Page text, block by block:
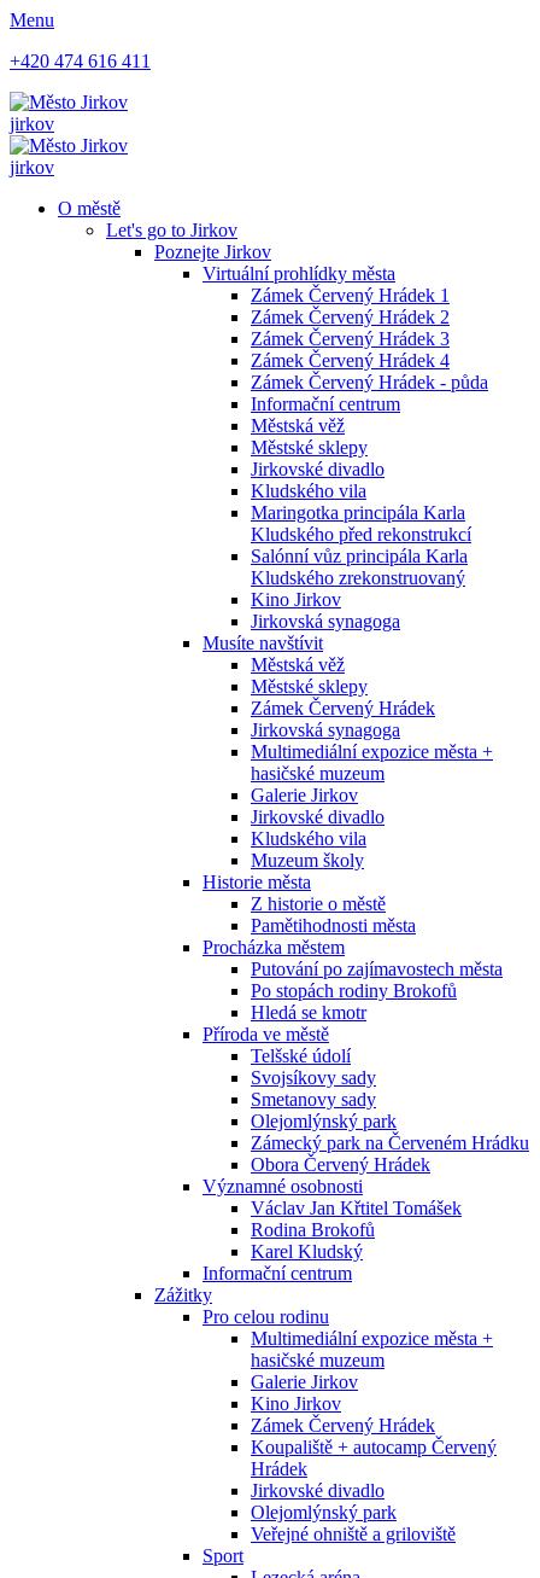
Menu
+420 474 616 411
jirkov
jirkov
O městě
Let's go to Jirkov
Poznejte Jirkov
Virtuální prohlídky města
Zámek Červený Hrádek 1
Zámek Červený Hrádek 2
Zámek Červený Hrádek 3
Zámek Červený Hrádek 4
Zámek Červený Hrádek - půda
Informační centrum
Městská věž
Městské sklepy
Jirkovské divadlo
Kludského vila
Maringotka principála Karla
Kludského před rekonstrukcí
Salónní vůz principála Karla
Kludského zrekonstruovaný
Kino Jirkov
Jirkovská synagoga
Musíte navštívit
Městská věž
Městské sklepy
Zámek Červený Hrádek
Jirkovská synagoga
Multimediální expozice města +
hasičské muzeum
Galerie Jirkov
Jirkovské divadlo
Kludského vila
Muzeum školy
Historie města
Z historie o městě
Pamětihodnosti města
Procházka městem
Putování po zajímavostech města
Po stopách rodiny Brokofů
Hledá se kmotr
Příroda ve městě
Telšské údolí
Svojsíkovy sady
Smetanovy sady
Olejomlýnský park
Zámecký park na Červeném Hrádku
Obora Červený Hrádek
Významné osobnosti
Václav Jan Křtitel Tomášek
Rodina Brokofů
Karel Kludský
Informační centrum
Zážitky
Pro celou rodinu
Multimediální expozice města +
hasičské muzeum
Galerie Jirkov
Kino Jirkov
Zámek Červený Hrádek
Koupaliště + autocamp Červený
Hrádek
Jirkovské divadlo
Olejomlýnský park
Veřejné ohniště a griloviště
Sport